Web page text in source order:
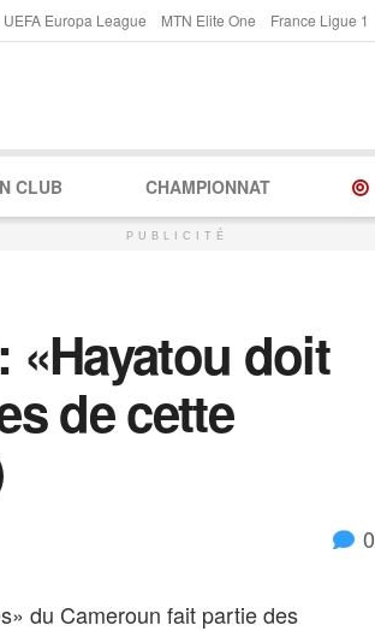
UEFA Europa League MTN Elite One France Ligue 1
CLUB CHAMPIONNAT
PUBLICITÉ
doit
de cette
0
du Cameroun fait partie des